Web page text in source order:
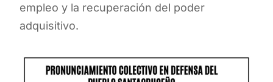
empleo y la recuperación del poder
adquisitivo.